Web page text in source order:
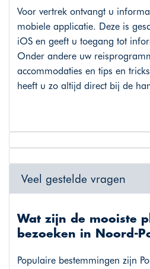
Voor vertrek ontvangt u
mobiele applicatie. Deze is
iOS en geeft u toegang tot
Onder andere uw
accommodaties en tips en
heeft u zo altijd direct bij de
Veel gestelde vragen
Wat zijn de mooiste
bezoeken in Noord-
Populaire bestemmingen zijn